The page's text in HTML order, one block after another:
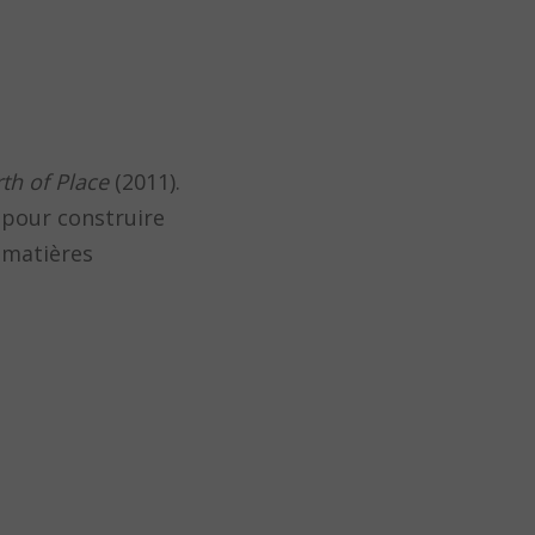
of Place(2011).
pour construire